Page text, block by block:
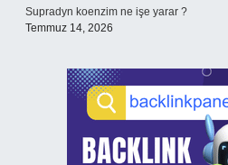
Supradyn koenzim ne işe yarar ?
Temmuz 14, 2026